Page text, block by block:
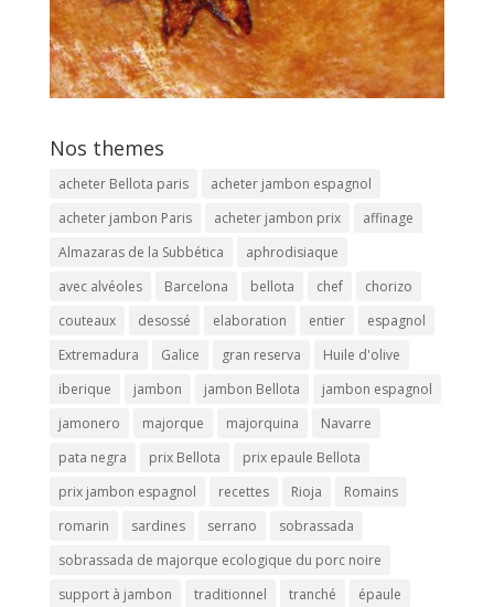
Nos themes
acheter Bellota paris
acheter jambon espagnol
acheter jambon Paris
acheter jambon prix
affinage
Almazaras de la Subbética
aphrodisiaque
avec alvéoles
Barcelona bellota chef
chorizo
couteaux
desossé elaboration entier
espagnol
Extremadura
Galice gran reserva
Huile d'olive
iberique
jambon jambon Bellota
jambon espagnol
jamonero
majorque majorquina
Navarre
pata negra
prix Bellota
prix epaule Bellota
prix jambon espagnol
recettes Rioja
Romains
romarin
sardines serrano
sobrassada
sobrassada de majorque ecologique du porc noire
support à jambon
traditionnel tranché épaule